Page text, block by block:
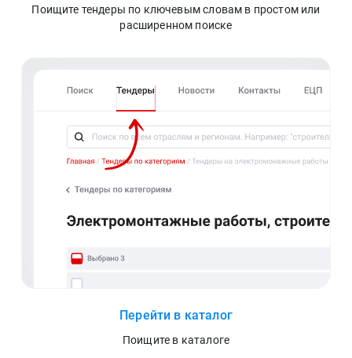
Поищите тендеры по ключевым словам в простом или
расширенном поиске
Перейти в каталог
Поищите в каталоге